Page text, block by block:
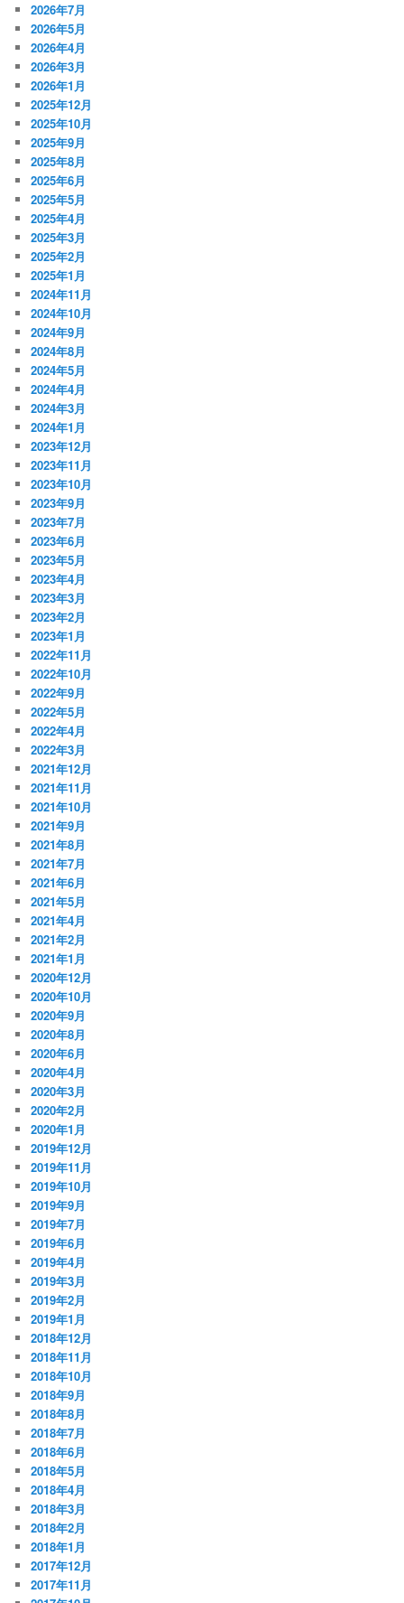
2026年7月
2026年5月
2026年4月
2026年3月
2026年1月
2025年12月
2025年10月
2025年9月
2025年8月
2025年6月
2025年5月
2025年4月
2025年3月
2025年2月
2025年1月
2024年11月
2024年10月
2024年9月
2024年8月
2024年5月
2024年4月
2024年3月
2024年1月
2023年12月
2023年11月
2023年10月
2023年9月
2023年7月
2023年6月
2023年5月
2023年4月
2023年3月
2023年2月
2023年1月
2022年11月
2022年10月
2022年9月
2022年5月
2022年4月
2022年3月
2021年12月
2021年11月
2021年10月
2021年9月
2021年8月
2021年7月
2021年6月
2021年5月
2021年4月
2021年2月
2021年1月
2020年12月
2020年10月
2020年9月
2020年8月
2020年6月
2020年4月
2020年3月
2020年2月
2020年1月
2019年12月
2019年11月
2019年10月
2019年9月
2019年7月
2019年6月
2019年4月
2019年3月
2019年2月
2019年1月
2018年12月
2018年11月
2018年10月
2018年9月
2018年8月
2018年7月
2018年6月
2018年5月
2018年4月
2018年3月
2018年2月
2018年1月
2017年12月
2017年11月